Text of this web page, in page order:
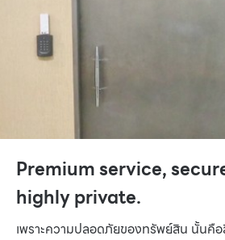
Premium service,
highly private.
เพราะความปลอดภัยของทรัพย์สิน นั้นคื